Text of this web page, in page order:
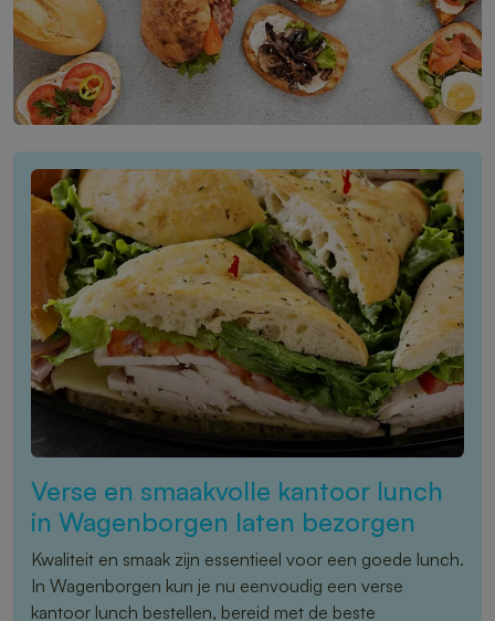
Verse en smaakvolle kantoor lunch
in Wagenborgen laten bezorgen
Kwaliteit en smaak zijn essentieel voor een goede lunch.
In Wagenborgen kun je nu eenvoudig een verse
kantoor lunch bestellen, bereid met de beste